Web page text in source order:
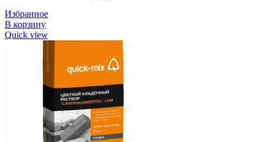
Избранное
В корзину
Quick view